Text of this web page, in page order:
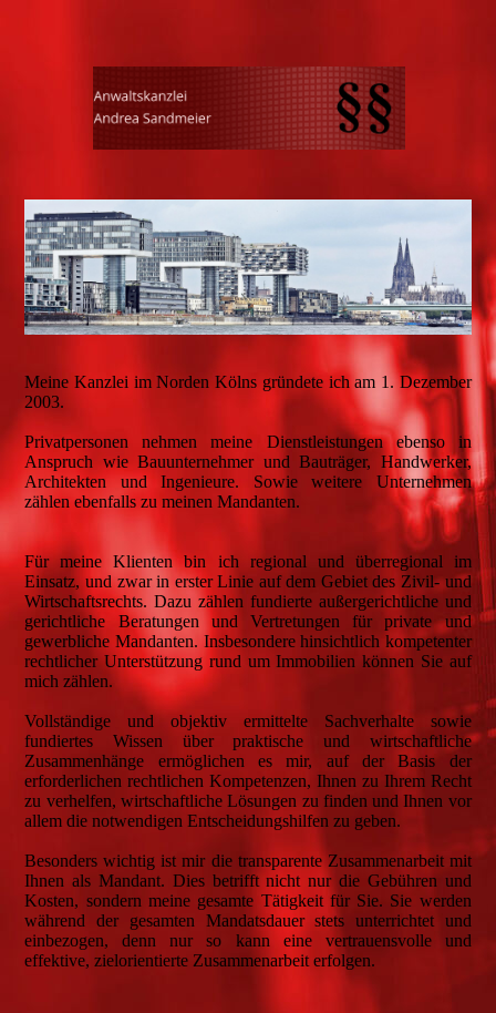
Meine Kanzlei im Norden Kölns gründete ich am 1. Dezember
2003.
Privatpersonen nehmen meine Dienstleistungen ebenso in
Anspruch wie Bauunternehmer und Bauträger, Handwerker,
Architekten und Ingenieure. Sowie weitere Unternehmen
zählen ebenfalls zu meinen Mandanten.
Für meine Klienten bin ich regional und überregional im
Einsatz, und zwar in erster Linie auf dem Gebiet des Zivil- und
Wirtschaftsrechts. Dazu zählen fundierte außergerichtliche und
gerichtliche Beratungen und Vertretungen für private und
gewerbliche Mandanten. Insbesondere hinsichtlich kompetenter
rechtlicher Unterstützung rund um Immobilien können Sie auf
mich zählen.
Vollständige und objektiv ermittelte Sachverhalte sowie
fundiertes Wissen über praktische und wirtschaftliche
Zusammenhänge ermöglichen es mir, auf der Basis der
erforderlichen rechtlichen Kompetenzen, Ihnen zu Ihrem Recht
zu verhelfen, wirtschaftliche Lösungen zu finden und Ihnen vor
allem die notwendigen Entscheidungshilfen zu geben.
Besonders wichtig ist mir die transparente Zusammenarbeit mit
Ihnen als Mandant. Dies betrifft nicht nur die Gebühren und
Kosten, sondern meine gesamte Tätigkeit für Sie. Sie werden
während der gesamten Mandatsdauer stets unterrichtet und
einbezogen, denn nur so kann eine vertrauensvolle und
effektive, zielorientierte Zusammenarbeit erfolgen.